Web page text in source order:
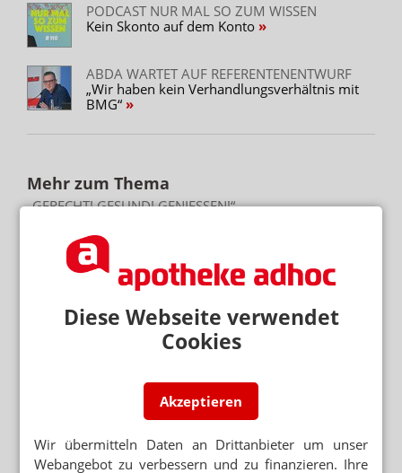
Diese Webseite verwendet
Cookies
Akzeptieren
Wir übermitteln Daten an Drittanbieter um unser
Webangebot zu verbessern und zu finanzieren. Ihre
PODCAST NUR MAL SO ZUM WISSEN
Kein Skonto auf dem Konto
ABDA WARTET AUF REFERENTENENTWURF
„Wir haben kein Verhandlungsverhältnis mit
BMG“
Mehr zum Thema
„GERECHT! GESUND! GENIESSEN!“
Legalisierung
APORETRO – DER SATIRISCHE WOCHENRÜCKBLICK
Apotheken sollen Heizlüfter und Sandsäcke abgeben
STREICHUNG DER ERSTATTUNGSFÄHIGKEIT
Cannabisversorgung: Lob für GKV und KBV
Mehr aus Ressort
Protest gegen die Bundesregierung